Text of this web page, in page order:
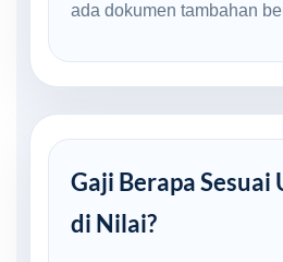
ada dokumen tambahan
Gaji Berapa Sesuai
di Nilai?